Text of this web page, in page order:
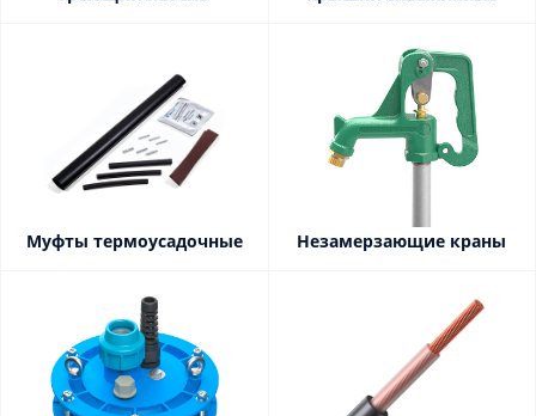
Муфты термоусадочные Незамерзающие краны